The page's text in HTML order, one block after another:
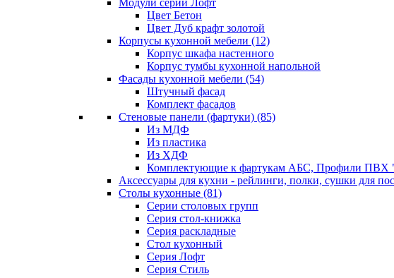
Модули серии Лофт
Цвет Бетон
Цвет Дуб крафт золотой
Корпусы кухонной мебели (12)
Корпус шкафа настенного
Корпус тумбы кухонной напольной
Фасады кухонной мебели (54)
Штучный фасад
Комплект фасадов
Стеновые панели (фартуки) (85)
Из МДФ
Из пластика
Из ХДФ
Комплектующие к фартукам АБС, Профили
Аксессуары для кухни - рейлинги, полки, сушки для
Столы кухонные (81)
Серии столовых групп
Серия стол-книжка
Серия раскладные
Стол кухонный
Серия Лофт
Серия Стиль